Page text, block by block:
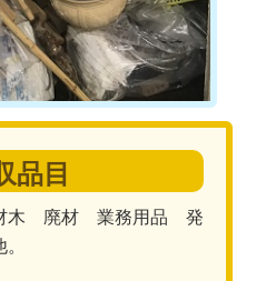
品目
木 廃材 業務用品 発